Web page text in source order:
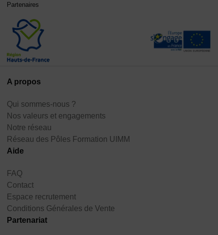
A propos
Qui sommes-nous ?
Nos valeurs et engagements
Notre réseau
Réseau des Pôles Formation UIMM
Aide
FAQ
Contact
Espace recrutement
Conditions Générales de Vente
Partenariat
Partenaires